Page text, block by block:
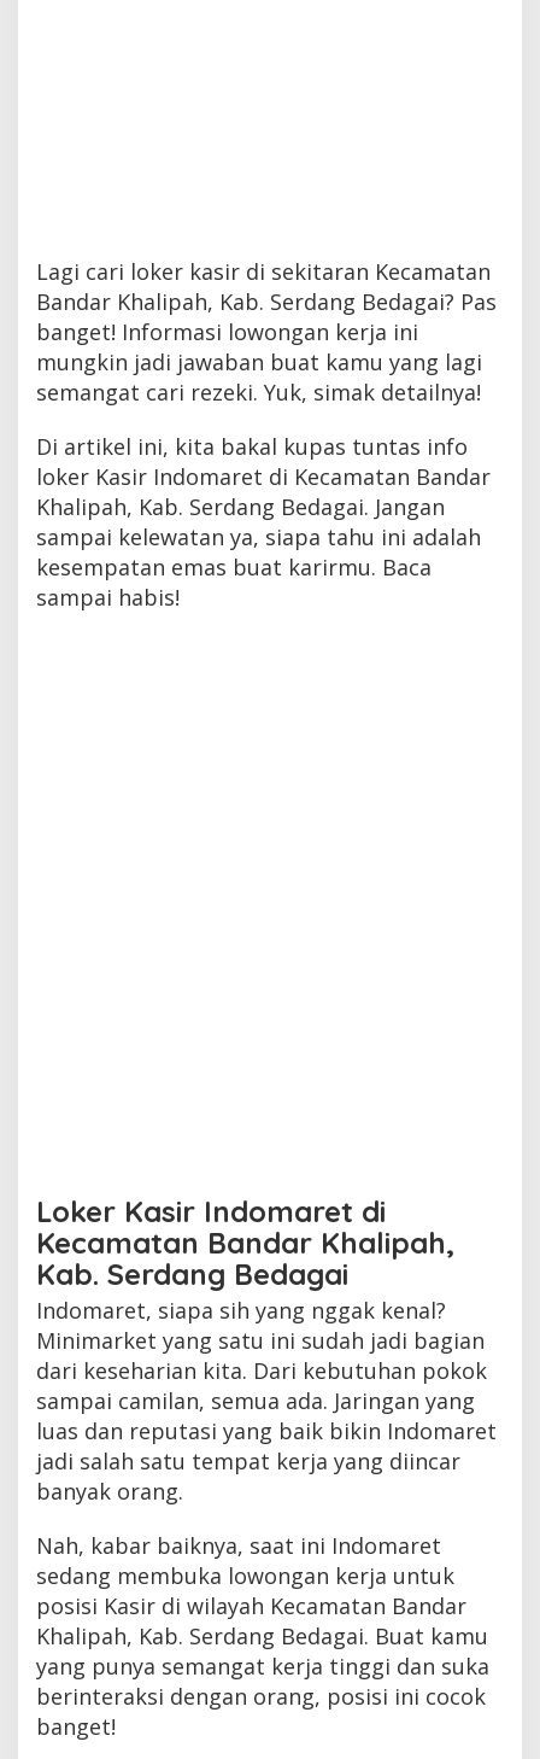
Lagi cari loker kasir di sekitaran Kecamatan
Bandar Khalipah, Kab. Serdang Bedagai? Pas
banget! Informasi lowongan kerja ini
mungkin jadi jawaban buat kamu yang lagi
semangat cari rezeki. Yuk, simak detailnya!
Di artikel ini, kita bakal kupas tuntas info
loker Kasir Indomaret di Kecamatan Bandar
Khalipah, Kab. Serdang Bedagai. Jangan
sampai kelewatan ya, siapa tahu ini adalah
kesempatan emas buat karirmu. Baca
sampai habis!
Loker Kasir Indomaret di
Kecamatan Bandar Khalipah,
Kab. Serdang Bedagai
Indomaret, siapa sih yang nggak kenal?
Minimarket yang satu ini sudah jadi bagian
dari keseharian kita. Dari kebutuhan pokok
sampai camilan, semua ada. Jaringan yang
luas dan reputasi yang baik bikin Indomaret
jadi salah satu tempat kerja yang diincar
banyak orang.
Nah, kabar baiknya, saat ini Indomaret
sedang membuka lowongan kerja untuk
posisi Kasir di wilayah Kecamatan Bandar
Khalipah, Kab. Serdang Bedagai. Buat kamu
yang punya semangat kerja tinggi dan suka
berinteraksi dengan orang, posisi ini cocok
banget!